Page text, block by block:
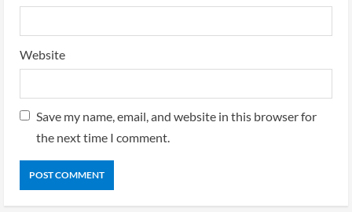
Website
Save my name, email, and website in this browser for
the next time I comment.